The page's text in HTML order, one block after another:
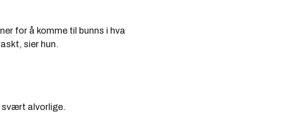
for å komme til bunns i hva
sier hun.
svært alvorlige.